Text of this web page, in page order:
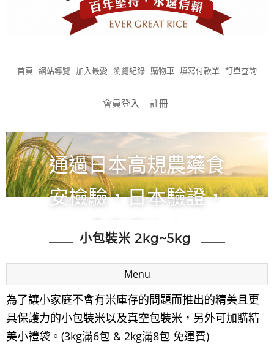
首頁 網站導覽 加入最愛 瀏覽紀錄 購物車 填寫付款單 訂單查詢
會員登入 註冊
通過日本高規農藥食
安檢驗，日本驗證，
食在安心！
全館滿1200免運!!!
小包裝米 2kg~5kg
Menu
為了讓小家庭不會有米庫存的問題而推出的精美且更
具保護力的小包裝米以及真空包裝米，另外可加購精
美小禮袋。(3kg滿6包 & 2kg滿8包 免運費)